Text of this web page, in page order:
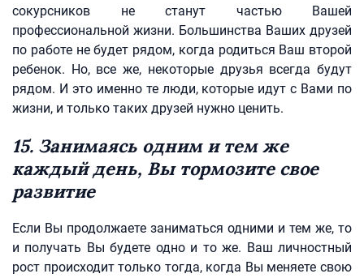
сокурсников не станут частью Вашей
профессиональной жизни. Большинства Ваших друзей
по работе не будет рядом, когда родиться Ваш второй
ребенок. Но, все же, некоторые друзья всегда будут
рядом. И это именно те люди, которые идут с Вами по
жизни, и только таких друзей нужно ценить.
15. Занимаясь одним и тем же
каждый день, Вы тормозите свое
развитие
Если Вы продолжаете заниматься одними и тем же, то
и получать Вы будете одно и то же. Ваш личностный
рост происходит только тогда, когда Вы меняете свою